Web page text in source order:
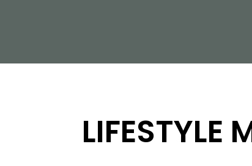
LIFESTYLE